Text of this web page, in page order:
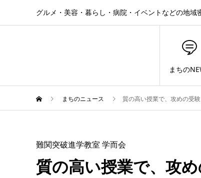
グルメ・美容・暮らし・病院・イベントなどの地域
まちの
まちのニュース 質の高い授業で、攻めの受
難関突破進学教室 学而会
質の高い授業で、攻